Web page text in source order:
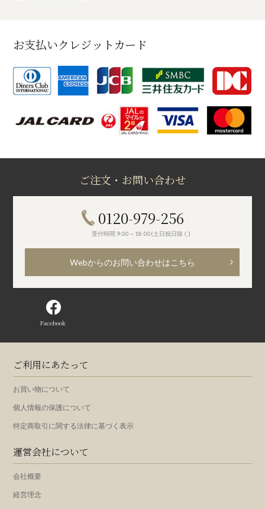
お支払いクレジットカード
ご注文・お問い合わせ
0120-979-256
受付時間 9:00～18:00(土日祝日除く)
Webからのお問い合わせはこちら
Facebook
ご利用にあたって
お買い物について
個人情報の保護について
特定商取引に関する法律に基づく表示
運営会社について
会社概要
経営理念